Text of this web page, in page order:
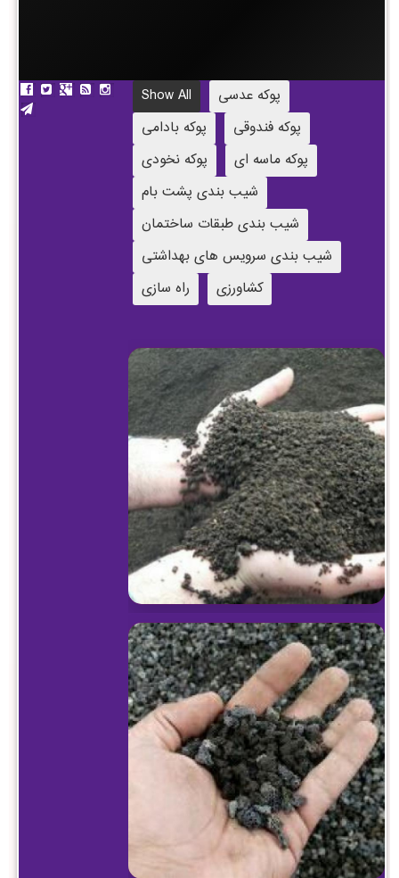
Show All
پوکه عدسی
پوکه بادامی
پوکه فندوقی
پوکه نخودی
پوکه ماسه ای
شیب بندی پشت بام
شیب بندی طبقات ساختمان
شیب بندی سرویس های بهداشتی
راه سازی
کشاورزی